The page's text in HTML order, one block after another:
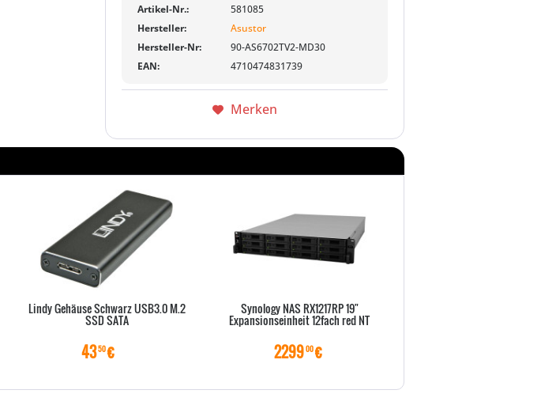
Artikel-Nr.:
581085
Hersteller:
Asustor
Hersteller-Nr:
90-AS6702TV2-MD30
EAN:
4710474831739
Merken
Lindy Gehäuse Schwarz USB3.0 M.2
SSD SATA
4350€
Synology NAS RX1217RP 19"
Expansionseinheit 12fach red NT
229900€